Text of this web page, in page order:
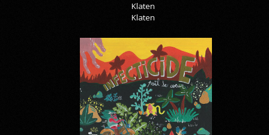
Klaten
Klaten